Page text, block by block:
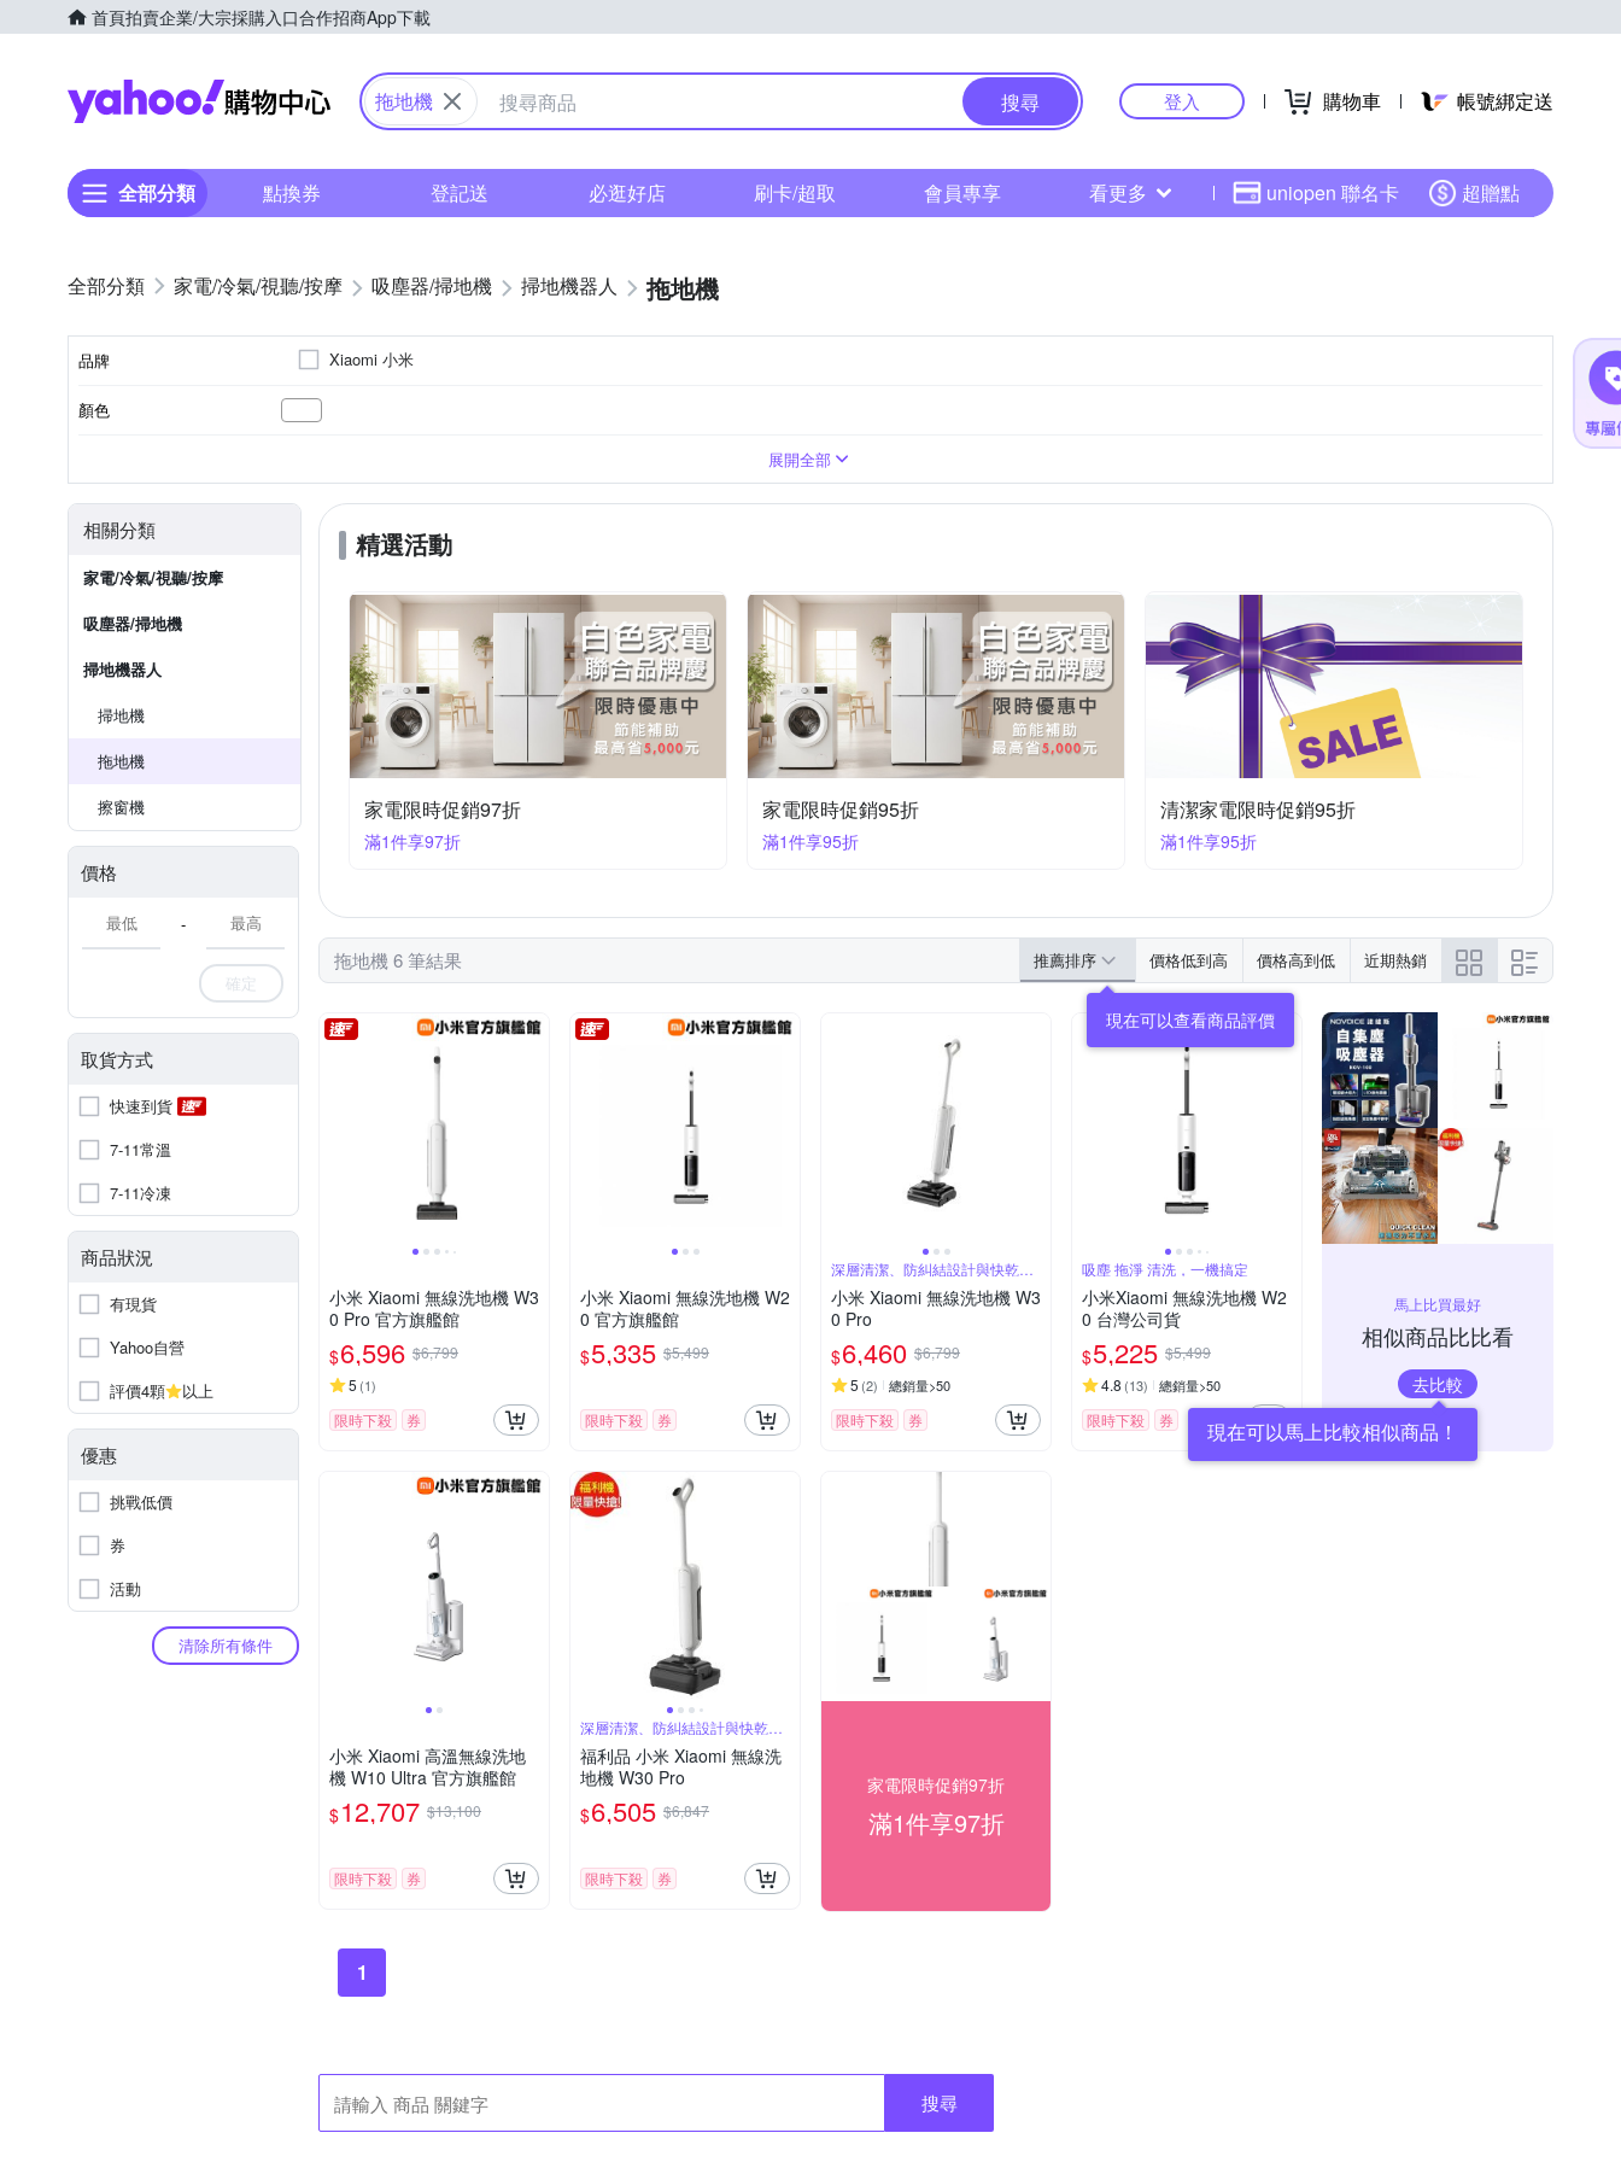
首頁拍賣企業/大宗採購入口合作招商App下載
Yahoo購物中心
拖地機 搜尋 登入 購物車 帳號綁定送
全部分類 點換券 登記送 必逛好店 刷卡/超取 會員專享 看更多 uniopen 聯名卡 超贈點
家電/冷氣/視聽/按摩 吸塵器/掃地機 掃地機器人 拖地機
品牌 Xiaomi 小米
顏色
展開全部
相關分類
家電/冷氣/視聽/按摩
吸塵器/掃地機
掃地機器人
掃地機
拖地機
擦窗機
價格
-
確定
取貨方式
快速到貨
7-11常溫
7-11冷凍
商品狀況
有現貨
Yahoo自營
評價4顆
以上
優惠
挑戰低價
券
活動
清除所有條件
精選活動
家電限時促銷97折
滿1件享97折
家電限時促銷95折
滿1件享95折
清潔家電限時促銷95折
滿1件享95折
拖地機 6 筆結果 推薦排序 價格低到高 價格高到低 近期熱銷
現在可以查看商品評價
小米 Xiaomi 無線洗地機 W3
0 Pro 官方旗艦館
$6,596 $6,799
5 (1)
限時下殺 券
小米 Xiaomi 無線洗地機 W2
0 官方旗艦館
$5,335 $5,499
限時下殺 券
深層清潔、防糾結設計與快乾效
果
小米 Xiaomi 無線洗地機 W3
0 Pro
$6,460 $6,799
5 (2) 總銷量>50
限時下殺 券
吸塵 拖淨 清洗，一機搞定
小米Xiaomi 無線洗地機 W2
0 台灣公司貨
$5,225 $5,499
4.8 (13) 總銷量>50
限時下殺 券
馬上比買最好
相似商品比比看
去比較
現在可以馬上比較相似商品！
小米 Xiaomi 高溫無線洗地
機 W10 Ultra 官方旗艦館
$12,707 $13,100
限時下殺 券
深層清潔、防糾結設計與快乾效
果
福利品 小米 Xiaomi 無線洗
地機 W30 Pro
$6,505 $6,847
限時下殺 券
家電限時促銷97折
滿1件享97折
1
搜尋